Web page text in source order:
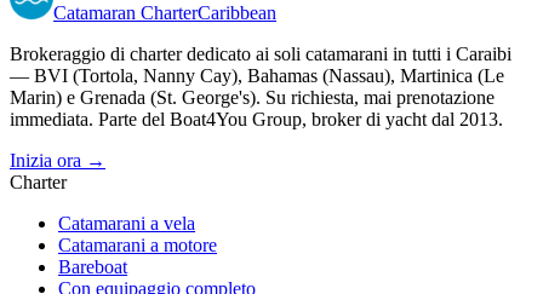
Catamaran CharterCaribbean
Brokeraggio di charter dedicato ai soli catamarani in tutti i Caraibi
— BVI (Tortola, Nanny Cay), Bahamas (Nassau), Martinica (Le
Marin) e Grenada (St. George's). Su richiesta, mai prenotazione
immediata. Parte del Boat4You Group, broker di yacht dal 2013.
Inizia ora →
Charter
Catamarani a vela
Catamarani a motore
Bareboat
Con equipaggio completo